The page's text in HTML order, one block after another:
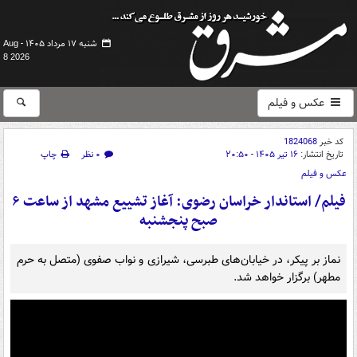
شنبه ۱۷ مرداد ۱۴۰۵ -
Aug
8 2026
عکس و فیلم
کد خبر1824068
تاریخ انتشار: ۱۶ تیر ۱۴۰۵ - ۲۰:۵۰ ۰ نظر
چاپ
عکس و فیلم
فیلم/ استاندار خراسان رضوی: آغاز تشییع مشهد از ساعت ۶
صبح پنجشنبه
نماز بر پیکر، در خیابان‌های طبرسی، شیرازی و نواب صفوی (متصل به حرم
مطهر) برگزار خواهد شد.